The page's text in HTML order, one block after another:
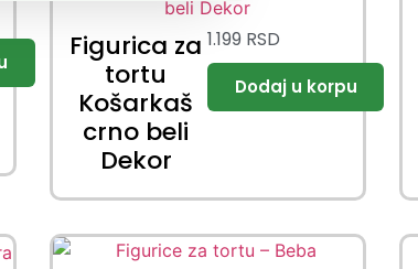
Figurica za
tortu
Košarkaš
crno beli
Dekor
1.199 RSD